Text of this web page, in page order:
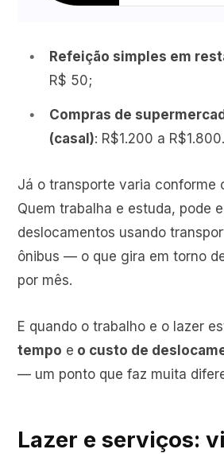
Refeição simples em
R$ 50;
Compras de
(casal): R$1.200 a R$1.800.
Já o transporte varia conforme
Quem trabalha e estuda, pode
deslocamentos usando
ônibus — o que gira em torno
por mês.
E quando o trabalho e o lazer
tempo e o custo de
— um ponto que faz muita
Lazer e serviços: